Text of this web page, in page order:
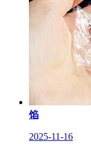
馅
2025-11-16